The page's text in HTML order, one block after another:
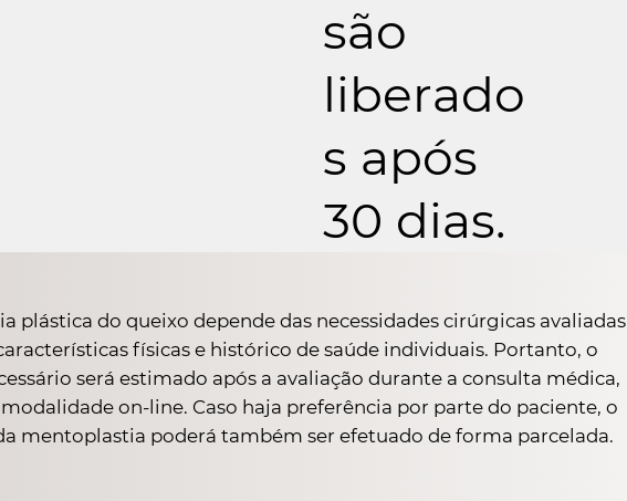
são
liberado
s após
30 dias.
plástica do queixo depende das necessidades cirúrgicas avaliadas
físicas e histórico de saúde individuais. Portanto, o
será estimado após a avaliação durante a consulta médica,
on-line. Caso haja preferência por parte do paciente, o
mentoplastia poderá também ser efetuado de forma parcelada.